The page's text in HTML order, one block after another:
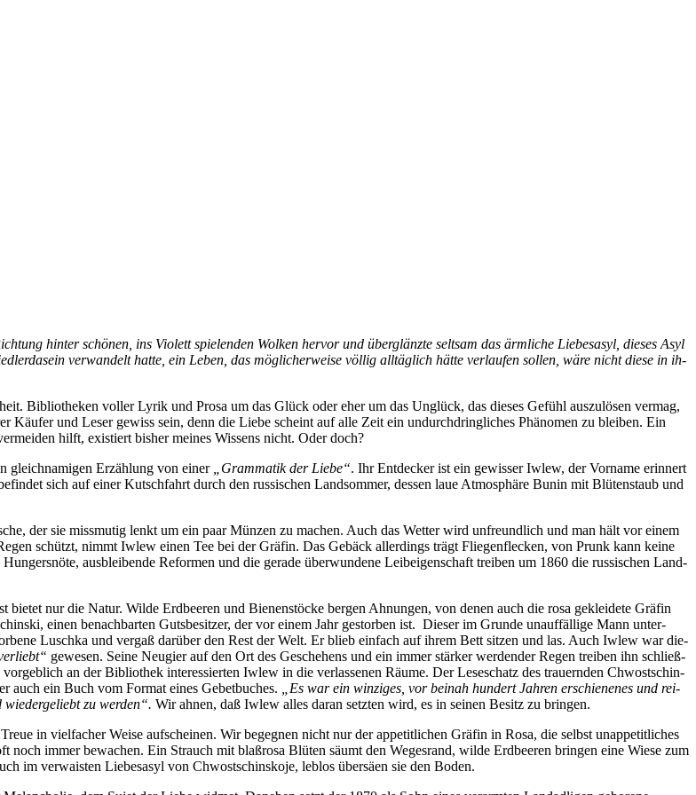
hin­ter schö­nen, ins Vio­lett spie­len­den Wol­ken her­vor und über­glänz­te selt­sam das ärm­li­che Lie­bes­asyl, die­ses Asyl
ver­wan­delt hat­te, ein Le­ben, das mög­li­cher­wei­se völ­lig all­täg­lich hät­te ver­lau­fen sol­len, wä­re nicht die­se in ih­
Bi­blio­the­ken vol­ler Ly­rik und Pro­sa um das Glück oder eher um das Un­glück, das die­ses Ge­fühl aus­zu­lö­sen ver­mag,
Käu­fer und Le­ser ge­wiss sein, denn die Lie­be scheint auf al­le Zeit ein un­durch­dring­li­ches Phä­no­men zu blei­ben. Ein
hilft, exis­tiert bis­her mei­nes Wis­sens nicht. Oder doch?
gleich­na­mi­gen Er­zäh­lung von ei­ner „Gram­ma­tik der Lie­be“. Ihr Ent­de­cker ist ein ge­wis­serIw­lew, der Vor­na­me er­in­nert
sich auf ei­ner Kutsch­fahrt durch den rus­si­schen Land­som­mer, des­sen laue At­mo­sphä­re Bu­nin mit Blü­ten­staub und
der sie miss­mu­tig lenkt um ein paar Mün­zen zu ma­chen. Auch das Wet­ter wird un­freund­lich und man hält vor ei­nem
schützt, nimmt Iw­lew ei­nen Tee bei der Grä­fin. Das Ge­bäck al­ler­dings trägt Flie­gen­fle­cken, von Prunk kann kei­ne
aus­blei­ben­de Re­for­men und die ge­ra­de über­wun­de­ne Leib­ei­gen­schaft trei­ben um 1860 die rus­si­schen Land­
nur die Na­tur. Wil­de Erd­bee­ren und Bie­nen­stö­cke ber­gen Ah­nun­gen, von de­nen auch die ro­sa ge­klei­de­te Grä­fin
ei­nen be­nach­bar­ten Guts­be­sit­zer, der vor ei­nem Jahr ge­stor­ben ist. Die­ser im Grun­de un­auf­fäl­li­ge Mann un­ter­
Lusch­ka und ver­gaß dar­über den Rest der Welt. Er blieb ein­fach auf ih­rem Bett sit­zen und las. Auch Iw­lew war die­
ge­we­sen. Sei­ne Neu­gier auf den Ort des Ge­sche­hens und ein im­mer stär­ker wer­den­der Re­gen trei­ben ihn schließ­
an der Bi­blio­thek in­ter­es­sier­ten Iw­lew in die ver­las­se­nen Räu­me. Der Le­se­schatz des trau­ern­den Chwostschin­
auch ein Buch vom For­mat ei­nes Ge­bet­bu­ches.
„Es war ein win­zi­ges, vor bei­nah hun­dert Jah­ren er­schie­ne­nes und rei­
zu wer­den“. Wir ah­nen, daß Iw­lew al­les dar­an setz­ten wird, es in sei­nen Be­sitz zu bringen.
in viel­fa­cher Wei­se auf­schei­nen. Wir be­geg­nen nicht nur der ap­pe­tit­li­chen Grä­fin in Ro­sa, die selbst un­ap­pe­tit­li­ches
noch im­mer be­wa­chen. Ein Strauch mit blaß­ro­sa Blü­ten säumt den We­ges­rand, wil­de Erd­bee­ren brin­gen ei­ne Wie­se zum
im ver­wais­ten Lie­bes­asyl von Chwostschinsko­je, leb­los über­sä­en sie den Boden.